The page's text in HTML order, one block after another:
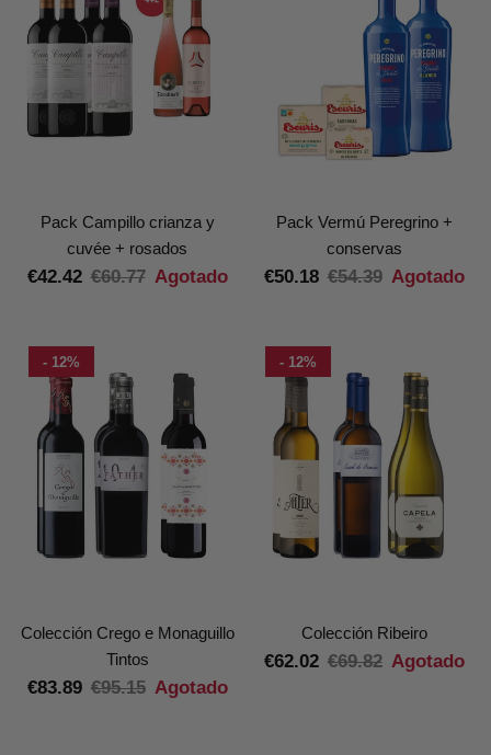
Pack Campillo crianza y
cuvée + rosados
€42.42 €60.77 Agotado
Pack Vermú Peregrino +
conservas
€50.18 €54.39 Agotado
- 12%
Colección Crego e Monaguillo
Tintos
€83.89 €95.15 Agotado
- 12%
Colección Ribeiro
€62.02 €69.82 Agotado